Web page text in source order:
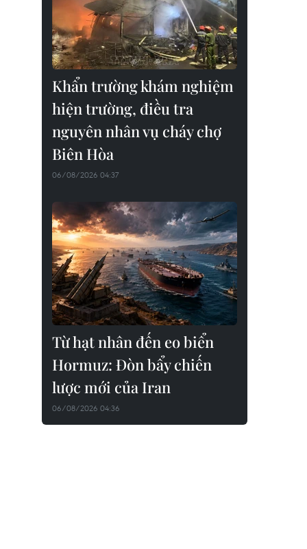
Khẩn trường khám nghiệm
hiện trường, điều tra
nguyên nhân vụ cháy chợ
Biên Hòa
06/08/2026 04:37
Từ hạt nhân đến eo biển
Hormuz: Đòn bẩy chiến
lược mới của Iran
06/08/2026 04:36